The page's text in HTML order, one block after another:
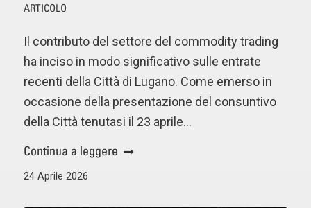
ARTICOLO
Il contributo del settore del commodity trading
ha inciso in modo significativo sulle entrate
recenti della Città di Lugano. Come emerso in
occasione della presentazione del consuntivo
della Città tenutasi il 23 aprile…
Continua a leggere
24 Aprile 2026